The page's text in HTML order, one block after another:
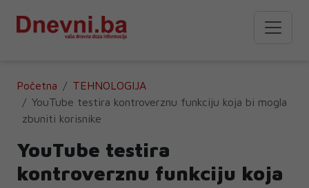
Početna
TEHNOLOGIJA
YouTube testira kontroverznu funkciju koja bi mogla
zbuniti korisnike
YouTube testira
kontroverznu funkciju koja